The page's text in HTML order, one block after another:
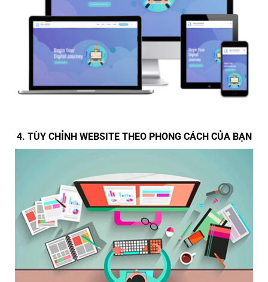
4. TÙY CHỈNH WEBSITE THEO PHONG CÁCH CỦA BẠN